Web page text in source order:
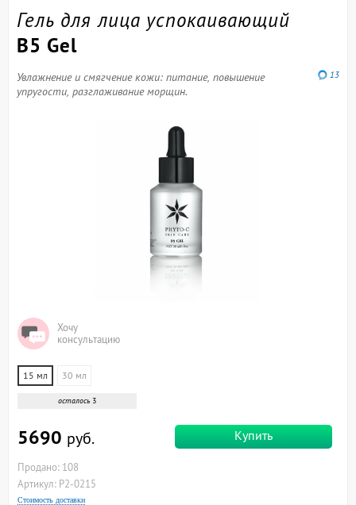
Гель для лица успокаивающий
B5 Gel
13
Увлажнение и смягчение кожи: питание, повышение
упругости, разглаживание морщин.
Хочу
консультацию
15 мл 30 мл
осталось 3
5690 руб. Купить
Продано: 108
Артикул: P2-0215
Стоимость доставки